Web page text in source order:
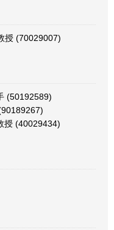
授 (70029007)
(50192589)
授 (40029434)